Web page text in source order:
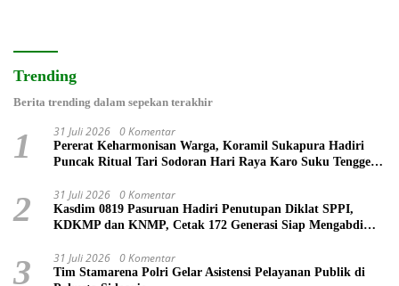
Trending
Berita trending dalam sepekan terakhir
1 31 Juli 2026 0 Komentar
Pererat Keharmonisan Warga, Koramil Sukapura Hadiri
Puncak Ritual Tari Sodoran Hari Raya Karo Suku Tengger
2 31 Juli 2026 0 Komentar
Kasdim 0819 Pasuruan Hadiri Penutupan Diklat SPPI,
KDKMP dan KNMP, Cetak 172 Generasi Siap Mengabdi
3 31 Juli 2026 0 Komentar
Tim Stamarena Polri Gelar Asistensi Pelayanan Publik di